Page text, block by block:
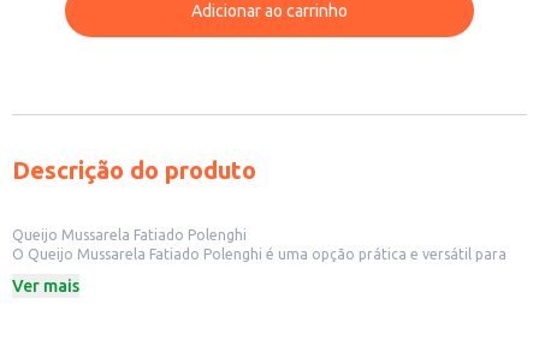
Adicionar ao carrinho
Descrição do produto
Queijo Mussarela Fatiado Polenghi
O Queijo Mussarela Fatiado Polenghi é uma opção prática e versátil para
restaurantes e para o consumo doméstico, o queijo já vem fatiado,
Ver mais